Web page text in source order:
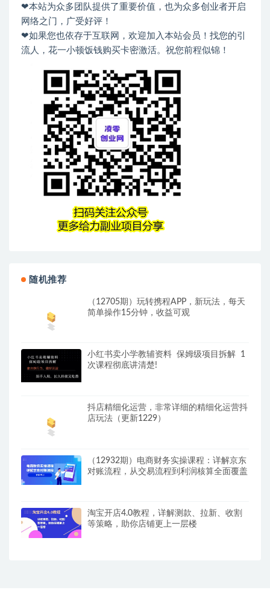
❤本站为众多团队提供了重要价值，也为众多创业者开启
网络之门，广受好评！
❤如果您也依存于互联网，欢迎加入本站会员！找您的引
流人，花一小顿饭钱购买卡密激活。祝您前程似锦！
随机推荐
（12705期）玩转携程APP，新玩法，每天
简单操作15分钟，收益可观
小红书卖小学教辅资料 保姆级项目拆解 1
次课程彻底讲清楚!
抖店精细化运营，非常详细的精细化运营抖
店玩法（更新1229）
（12932期）电商财务实操课程：详解京东
对账流程，从交易流程到利润核算全面覆盖
淘宝开店4.0教程，详解测款、拉新、收割
等策略，助你店铺更上一层楼